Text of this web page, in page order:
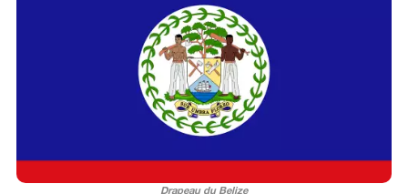
Drapeau du Belize